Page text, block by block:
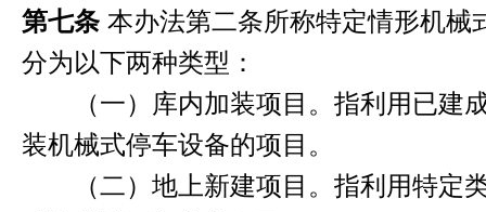
第七条 本办法第二条所称特定情形机械
分为以下两种类型：
（一）库内加装项目。指利用已建
装机械式停车设备的项目。
（二）地上新建项目。指利用特定